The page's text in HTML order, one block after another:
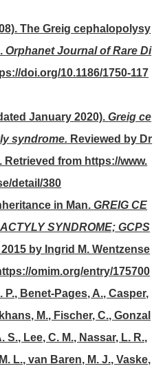
The Greig cephalopolysy
Orphanet Journal of Rare Di
doi.org/10.1186/1750-117
January 2020).Greig ce
syndrome. Reviewed by Dr
Retrieved from https://www.
detail/380
in Man.GREIG CE
SYNDROME; GCPS
by Ingrid M. Wentzense
omim.org/entry/175700
P., Benet-Pages, A., Casper,
M., Fischer, C., Gonzal
S., Lee, C. M., Nassar, L. R.,
L., van Baren, M. J., Vaske,